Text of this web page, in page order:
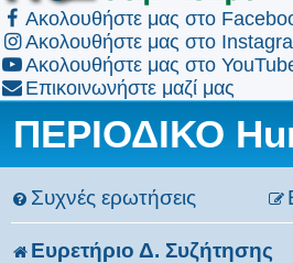
Ακολουθήστε μας στο
Ακολουθήστε μας στο
Ακολουθήστε μας στο
Επικοινωνήστε μαζί μας
ΠΕΡΙΟΔΙΚΟ
Συχνές ερωτήσεις
Ευρετήριο Δ. Συζήτησης